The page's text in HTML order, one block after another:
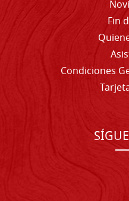
Fin
Condiciones